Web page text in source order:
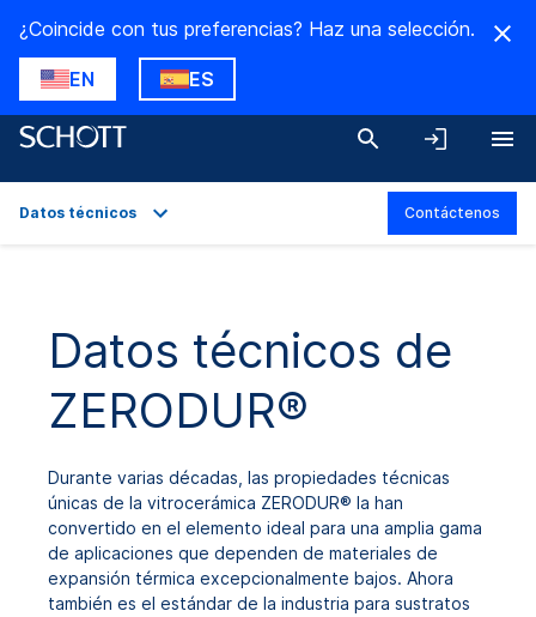
¿Coincide con tus preferencias? Haz una selección.
EN ES
Datos técnicos
Variantes del producto
Descargas
Datos técnicos Contáctenos
Datos técnicos de
ZERODUR®
Durante varias décadas, las propiedades técnicas
únicas de la vitrocerámica ZERODUR® la han
convertido en el elemento ideal para una amplia gama
de aplicaciones que dependen de materiales de
expansión térmica excepcionalmente bajos. Ahora
también es el estándar de la industria para sustratos